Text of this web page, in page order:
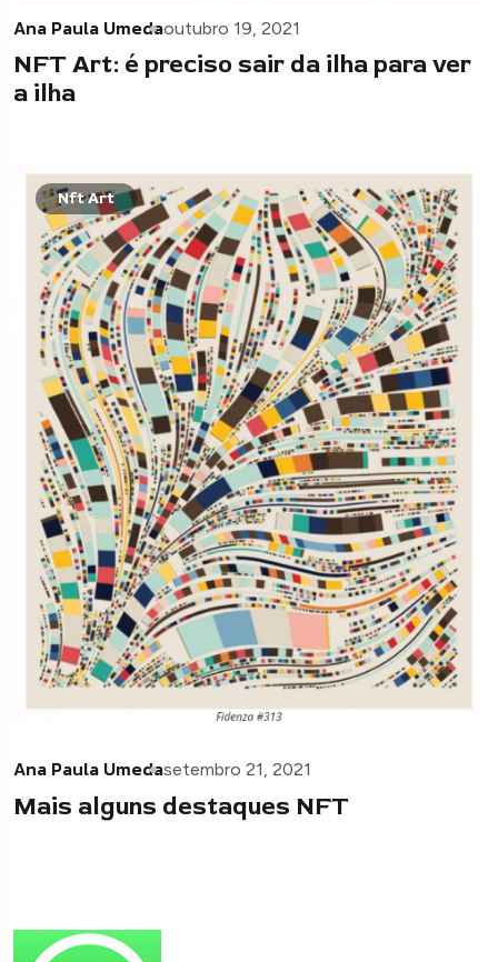
Ana Paula Umedaoutubro 19, 2021
NFT Art: é preciso sair da ilha para ver
a ilha
Nft Art
Ana Paula Umedasetembro 21, 2021
Mais alguns destaques NFT